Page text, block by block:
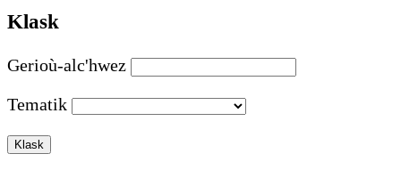
Klask
Gerioù-alc'hwez
Tematik